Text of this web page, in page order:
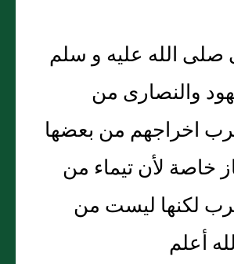
صلى الله عليه و سلم
والنصارى من
اخراجهم من بعضها
خاصة لأن تيماء من
لكنها ليست من
أعلم